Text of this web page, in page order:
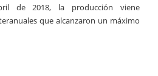
de 2018, la producción viene
que alcanzaron un máximo